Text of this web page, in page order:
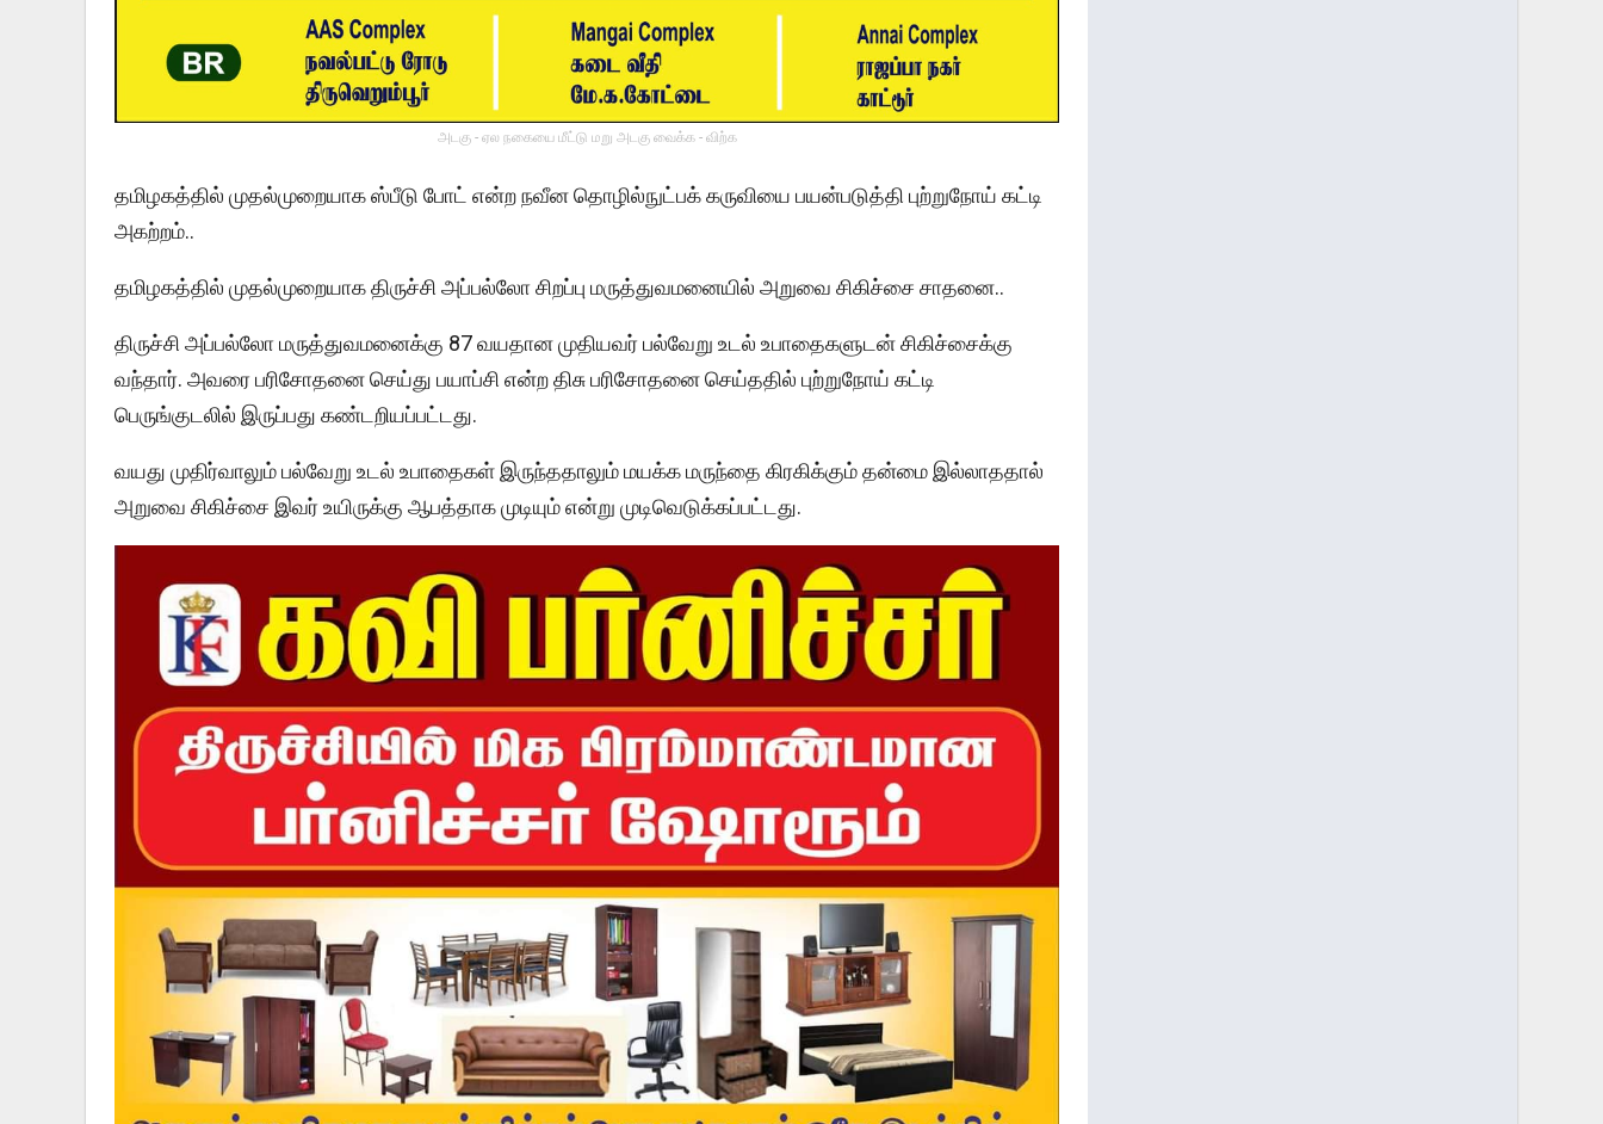
அடகு - ஏல நகையை மீட்டு மறு அடகு வைக்க - விற்க
தமிழகத்தில் முதல்முறையாக ஸ்பீடு போட் என்ற நவீன தொழில்நுட்பக் கருவியை பயன்படுத்தி புற்றுநோய் கட்டி
அகற்றம்..
தமிழகத்தில் முதல்முறையாக திருச்சி அப்பல்லோ சிறப்பு மருத்துவமனையில் அறுவை சிகிச்சை சாதனை..
திருச்சி அப்பல்லோ மருத்துவமனைக்கு 87 வயதான முதியவர் பல்வேறு உடல் உபாதைகளுடன் சிகிச்சைக்கு
வந்தார். அவரை பரிசோதனை செய்து பயாப்சி என்ற திசு பரிசோதனை செய்ததில் புற்றுநோய் கட்டி
பெருங்குடலில் இருப்பது கண்டறியப்பட்டது.
வயது முதிர்வாலும் பல்வேறு உடல் உபாதைகள் இருந்ததாலும் மயக்க மருந்தை கிரகிக்கும் தன்மை இல்லாததால்
அறுவை சிகிச்சை இவர் உயிருக்கு ஆபத்தாக முடியும் என்று முடிவெடுக்கப்பட்டது.